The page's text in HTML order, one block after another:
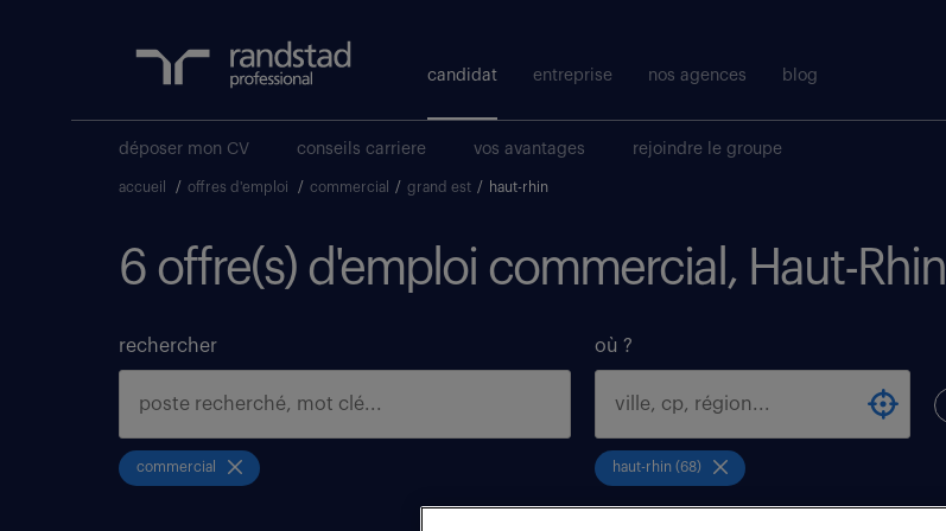
candidat entreprise nos agences blog
déposer mon CV conseils carriere vos avantages rejoindre le groupe
accueil / offres d'emploi / commercial / grand est / haut-rhin
6 offre(s) d'emploi commercial, Haut-Rhin
rechercher
commercial
où ?
haut-rhin (68)